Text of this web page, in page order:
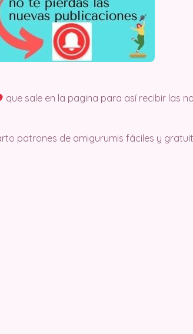
que sale en la pagina para así recibir las
patrones de amigurumis fáciles y